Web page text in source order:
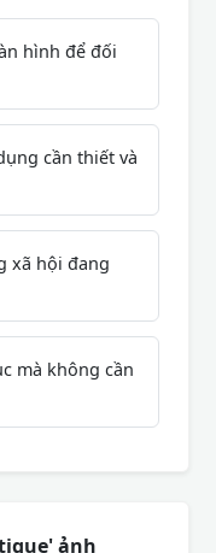
hình để đối
cần thiết và
xã hội đang
mà không cần
ảnh